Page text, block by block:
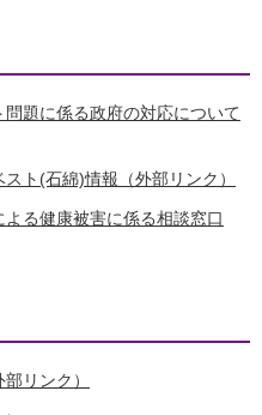
問題に係る政府の対応について
スト(石綿)情報（外部リンク）
よる健康被害に係る相談窓口
リンク）